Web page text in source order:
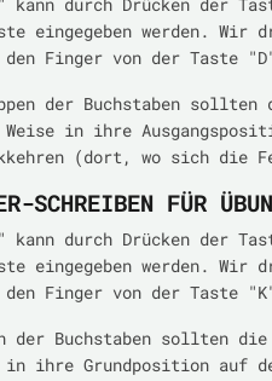
eingegeben werden. Wir
Finger von der Taste
der Buchstaben
in ihre
(dort, wo sich die
SCHREIBEN FÜR
kann durch Drücken der
eingegeben werden. Wir
Finger von der Taste
der Buchstaben sollten
ihre Grundposition auf